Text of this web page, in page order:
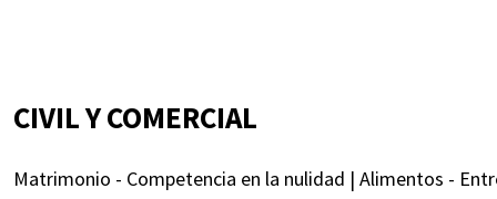
CIVIL Y COMERCIAL
Matrimonio - Competencia en la nulidad | Alimentos -